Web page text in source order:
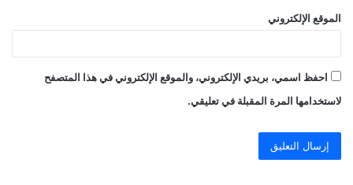
الموقع الإلكتروني
احفظ اسمي، بريدي الإلكتروني، والموقع الإلكتروني في هذا المتصفح
لاستخدامها المرة المقبلة في تعليقي.